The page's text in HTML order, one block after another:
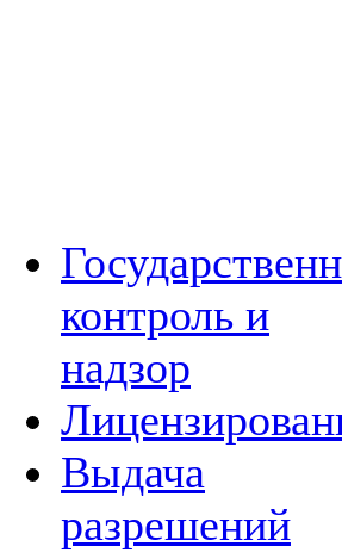
контроль и
надзор
Выдача
разрешений